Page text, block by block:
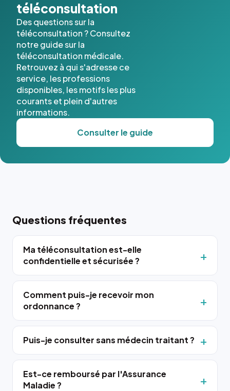
téléconsultation
Des questions sur la
téléconsultation ? Consultez
notre guide sur la
téléconsultation médicale.
Retrouvez à qui s'adresse ce
service, les professions
disponibles, les motifs les plus
courants et plein d'autres
informations.
Consulter le guide
Questions fréquentes
Ma téléconsultation est-elle
confidentielle et sécurisée ?
Comment puis-je recevoir mon
ordonnance ?
Puis-je consulter sans médecin traitant ?
Est-ce remboursé par l'Assurance
Maladie ?